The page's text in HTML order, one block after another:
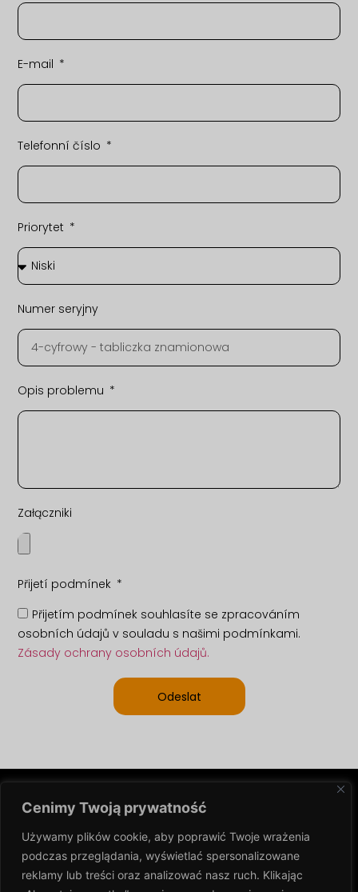
Cenimy Twoją prywatność
Używamy plików cookie, aby poprawić Twoje wrażenia
podczas przeglądania, wyświetlać spersonalizowane
reklamy lub treści oraz analizować nasz ruch. Klikając
E-mail
Telefonní číslo
Priorytet
Numer seryjny
Opis problemu
Załączniki
Přijetí podmínek
Přijetím podmínek souhlasíte se zpracováním
osobních údajů v souladu s našimi podmínkami.
Zásady ochrany osobních údajů.
Odeslat
CoolingCare Sp. z
o.o.
VE ZKRATCE ZPRAVODAJ
Sledujte novinky a
aktualizace